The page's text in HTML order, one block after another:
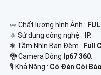
️👀 Chất lượng hình Ảnh :
⚛️ Sử dụng công nghệ :
IP.
❃ Tầm Nhìn Ban Đêm : Full
🐉️ Camera Dòng Ip67 360.
️🎙 Khả Năng : Có Ðèn Còi